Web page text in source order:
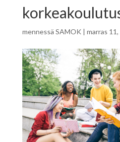
mennessä SAMOK | marras